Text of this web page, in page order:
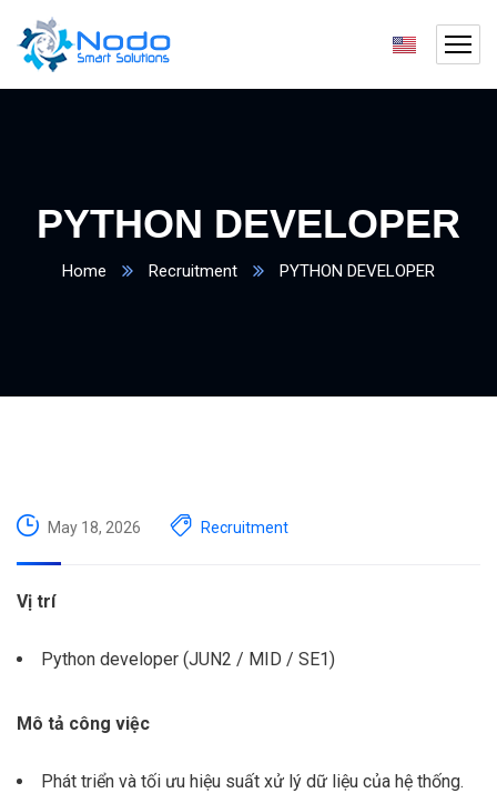
PYTHON DEVELOPER
Home Recruitment PYTHON DEVELOPER
May 18, 2026 Recruitment
Vị trí
Python developer (JUN2 / MID / SE1)
Mô tả công việc
Phát triển và tối ưu hiệu suất xử lý dữ liệu của hệ thống.